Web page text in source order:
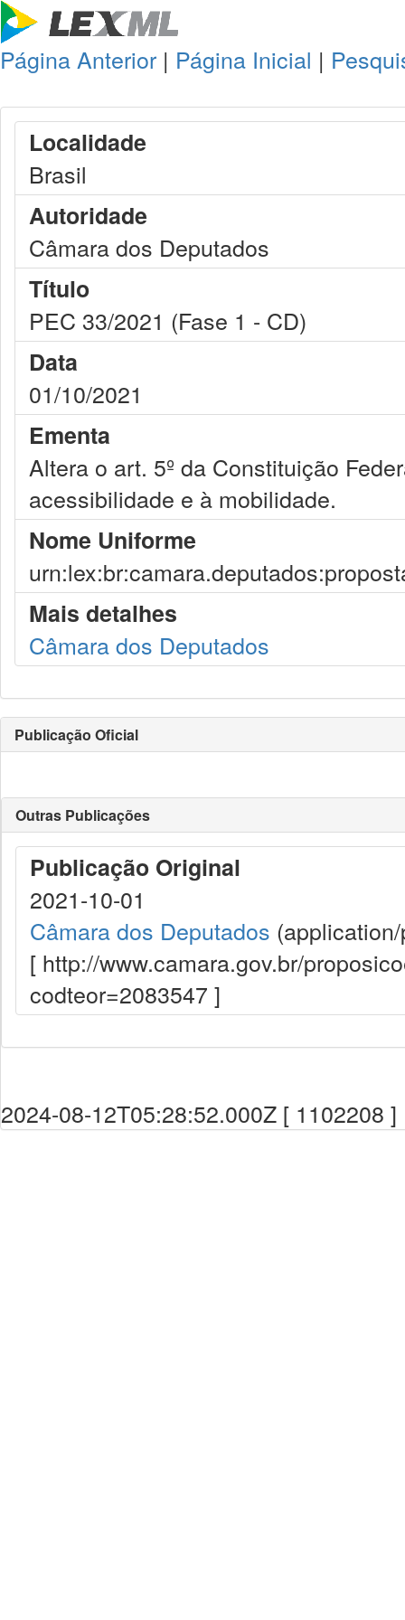
Página Anterior | Página Inicial |
Localidade
Brasil
Autoridade
Câmara dos Deputados
Título
PEC 33/2021 (Fase 1 - CD)
Data
01/10/2021
Ementa
Altera o art. 5º da Constituição
acessibilidade e à mobilidade.
Nome Uniforme
Mais detalhes
Câmara dos Deputados
Publicação Oficial
Outras Publicações
Publicação Original
2021-10-01
Câmara dos Deputados
[ http://www.camara.gov.br/
codteor=2083547 ]
2024-08-12T05:28:52.000Z [ 1102208 ]